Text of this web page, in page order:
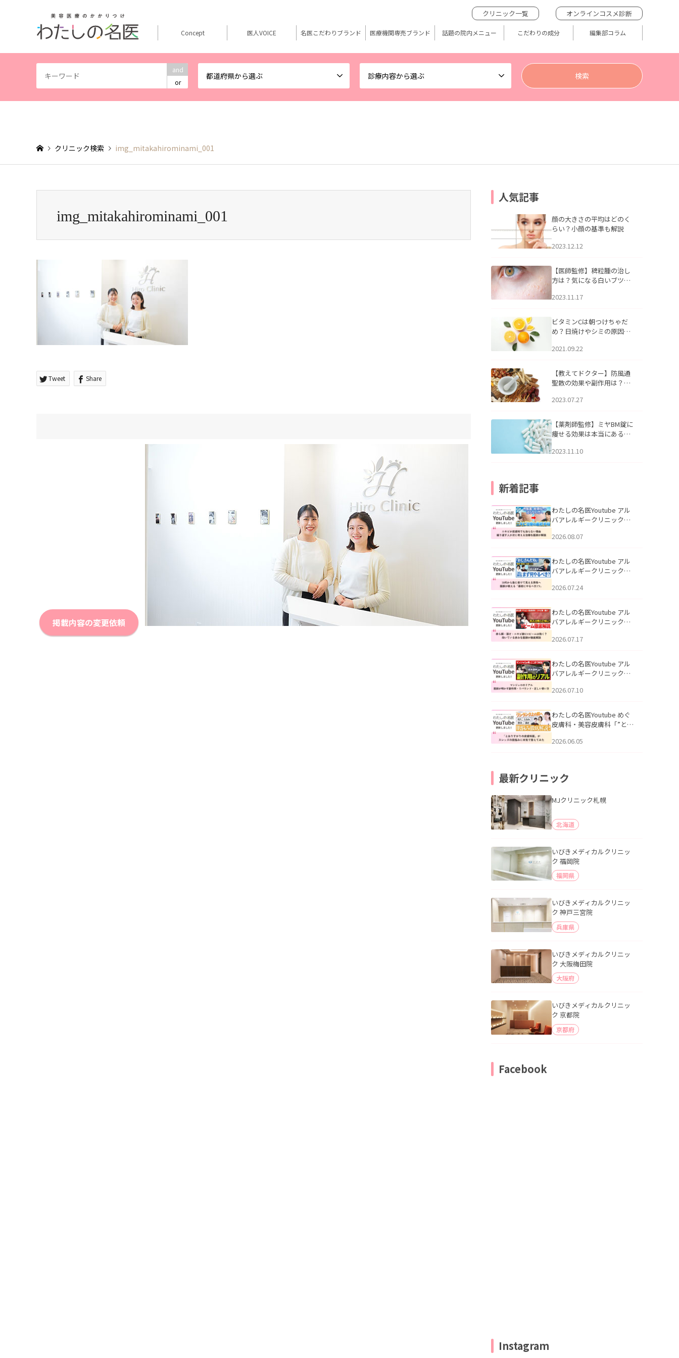
and
or
都道府県から選ぶ 診療内容から選ぶ
クリニック一覧 オンラインコスメ診断
Concept 医人VOICE 名医こだわりブランド 医療機関専売ブランド 話題の院内メニュー こだわりの成分 編集部コラム
クリニック検索 img_mitakahirominami_001
img_mitakahirominami_001
Tweet Share
掲載内容の変更依頼
人気記事
顔の大きさの平均はどのく
らい？小顔の基準も解説
2023.12.12
【医師監修】稗粒腫の治し
方は？気になる白いブツブ
アについて
2023.11.17
ビタミンCは朝つけちゃだ
め？日焼けやシミの原因に
2021.09.22
【教えてドクター】防風通
聖散の効果や副作用は？長
2023.07.27
【薬剤師監修】ミヤBM錠に
痩せる効果は本当にある
2023.11.10
新着記事
わたしの名医Youtube アル
バアレルギークリニック札
らない理由｜繰り返す人が
説」を公開いたしました。
2026.08.07
わたしの名医Youtube アル
バアレルギークリニック札
える男性へ｜医師が教える
公開いたしました。
2026.07.24
わたしの名医Youtube アル
バアレルギークリニック札
跡にVビームは効く？向いて
説」を公開いたしました。
2026.07.17
わたしの名医Youtube アル
バアレルギークリニック札
医師が明かす副作用・リバ
公開いたしました。
2026.07.10
わたしの名医Youtube めぐ
皮膚科・美容皮膚科「”とお
ッズの肌悩みに本気で答え
2026.06.05
最新クリニック
MJクリニック札幌
北海道
いびきメディカルクリニッ
ク 福岡院
福岡県
いびきメディカルクリニッ
ク 神戸三宮院
兵庫県
いびきメディカルクリニッ
ク 大阪梅田院
大阪府
いびきメディカルクリニッ
ク 京都院
京都府
Facebook
Instagram